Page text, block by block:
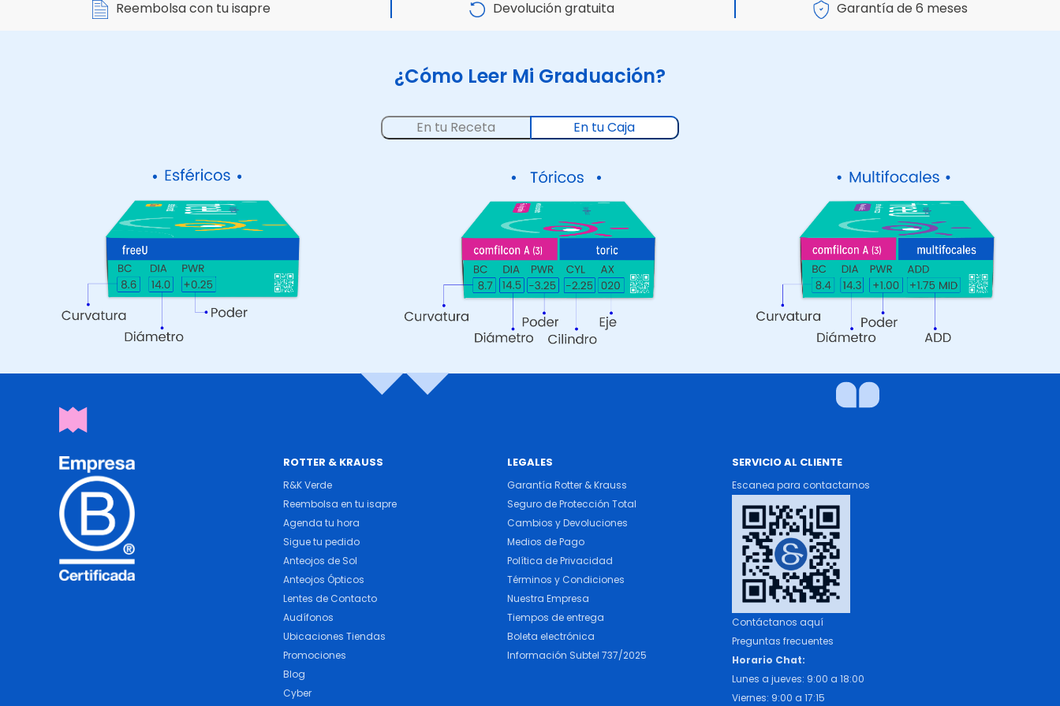
Reembolsa con tu isapre Devolución gratuita Garantía de 6 meses
¿Cómo Leer Mi Graduación?
En tu Receta En tu Caja
ROTTER & KRAUSS
R&K Verde
Reembolsa en tu isapre
Agenda tu hora
Sigue tu pedido
Anteojos de Sol
Anteojos Ópticos
Lentes de Contacto
Audífonos
Ubicaciones Tiendas
Promociones
Blog
Cyber
LEGALES
Garantía Rotter & Krauss
Seguro de Protección Total
Cambios y Devoluciones
Medios de Pago
Política de Privacidad
Términos y Condiciones
Nuestra Empresa
Tiempos de entrega
Boleta electrónica
Información Subtel 737/2025
SERVICIO AL CLIENTE
Escanea para contactarnos
Contáctanos aquí
Preguntas frecuentes
Horario Chat:
Lunes a jueves: 9:00 a 18:00
Viernes: 9:00 a 17:15